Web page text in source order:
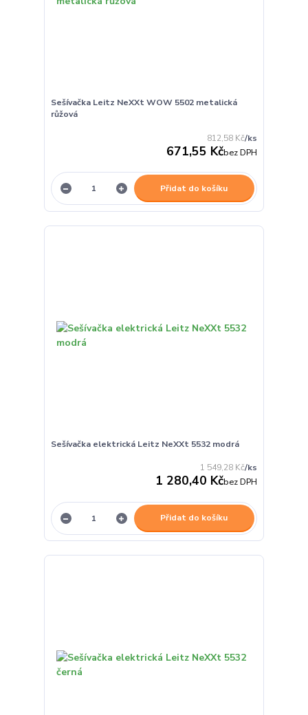
Sešívačka Leitz NeXXt WOW 5502 metalická
růžová
812,58 Kč/ks
671,55 Kčbez DPH
Přidat do košíku
Sešívačka elektrická Leitz NeXXt 5532 modrá
1 549,28 Kč/ks
1 280,40 Kčbez DPH
Přidat do košíku